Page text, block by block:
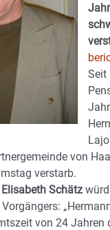
Seit
von
verstarb.
Schätz
von 24 Jahren